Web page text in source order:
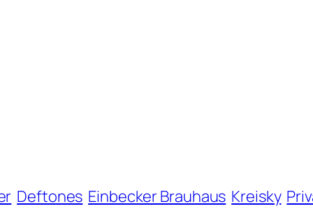
Deftones Einbecker Brauhaus Kreisky